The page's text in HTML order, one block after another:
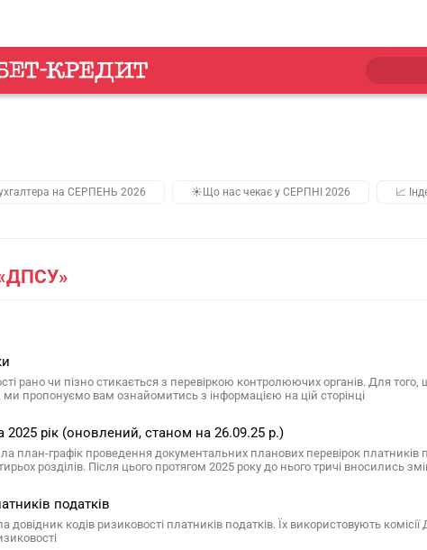
на СЕРПЕНЬ 2026 ☀️Що нас чекає у СЕРПНІ 2026 📈
рано чи пізно стикається з перевіркою контролюючих органів. Для того,
ми пропонуємо вам ознайомитись з інформацією на цій сторінці
рік (оновлений, станом на 26.09.25 р.)
план-графік проведення документальних планових перевірок платників
розділів. Після цього протягом 2025 року до нього тричі вносились
податків
кодів ризиковості платників податків. Їх використовують